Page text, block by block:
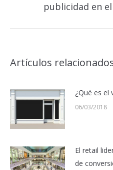
publicidad en
Artículos
¿Qué es el
06/03/2018
El retail
de